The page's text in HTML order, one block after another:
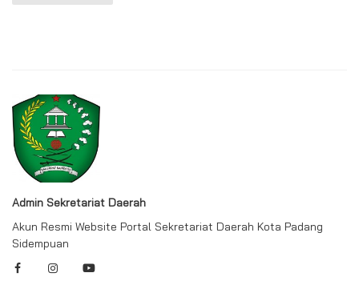
Admin Sekretariat Daerah
Akun Resmi Website Portal Sekretariat Daerah Kota Padang
Sidempuan